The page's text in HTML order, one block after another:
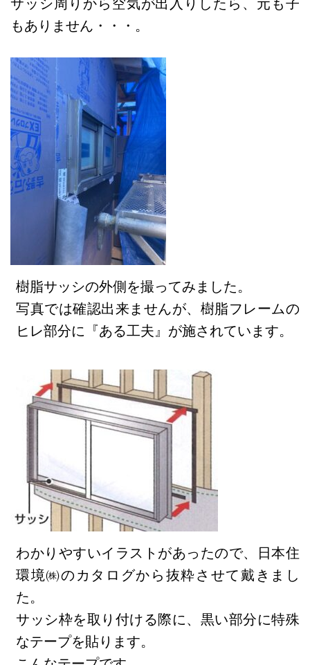
サッシ周りから空気が出入りしたら、元も子
もありません・・・。
樹脂サッシの外側を撮ってみました。
写真では確認出来ませんが、樹脂フレームの
ヒレ部分に『ある工夫』が施されています。
わかりやすいイラストがあったので、日本住
環境㈱のカタログから抜粋させて戴きまし
た。
サッシ枠を取り付ける際に、黒い部分に特殊
なテープを貼ります。